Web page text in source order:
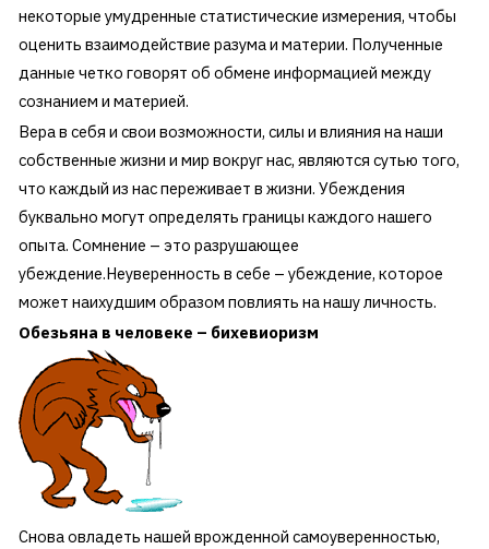
некоторые умудренные статистические измерения, чтобы
оценить взаимодействие разума и материи. Полученные
данные четко говорят об обмене информацией между
сознанием и материей.
Вера в себя и свои возможности, силы и влияния на наши
собственные жизни и мир вокруг нас, являются сутью того,
что каждый из нас переживает в жизни. Убеждения
буквально могут определять границы каждого нашего
опыта. Сомнение – это разрушающее
убеждение.Неуверенность в себе – убеждение, которое
может наихудшим образом повлиять на нашу личность.
Обезьяна в человеке – бихевиоризм
Снова овладеть нашей врожденной самоуверенностью,